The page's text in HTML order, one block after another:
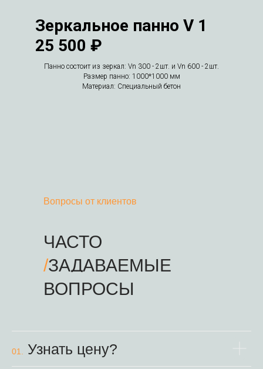
Зеркальное панно V 1
25 500 ₽
Панно состоит из зеркал: Vn 300 - 2шт. и Vn 600 - 2шт.
Размер панно: 1000*1000 мм
Материал: Специальный бетон
ЧАСТО
/ЗАДАВАЕМЫЕ
Вопросы от клиентов
ВОПРОСЫ
01. Узнать цену?